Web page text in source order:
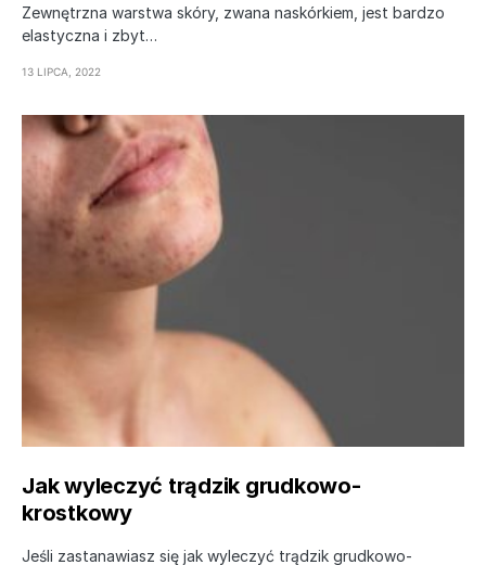
Zewnętrzna warstwa skóry, zwana naskórkiem, jest bardzo
elastyczna i zbyt…
13 LIPCA, 2022
Jak wyleczyć trądzik grudkowo-
krostkowy
Jeśli zastanawiasz się jak wyleczyć trądzik grudkowo-